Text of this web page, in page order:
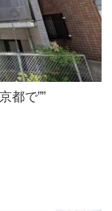
都で””